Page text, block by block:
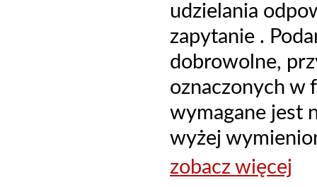
udzielania
zapytanie .
dobrowolne,
oznaczonych w
wymagane jest
wyżej
zobacz więcej